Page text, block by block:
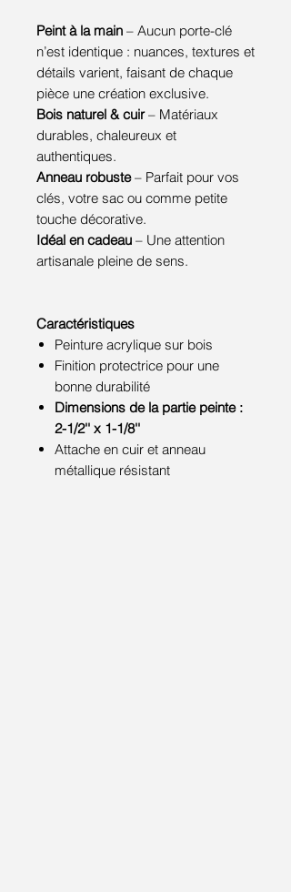
Peint à la main – Aucun porte-clé
n’est identique : nuances, textures et
détails varient, faisant de chaque
pièce une création exclusive.
Bois naturel & cuir– Matériaux
durables, chaleureux et
authentiques.
Anneau robuste– Parfait pour vos
clés, votre sac ou comme petite
touche décorative.
Idéal en cadeau – Une attention
artisanale pleine de sens.
Caractéristiques
Peinture acrylique sur bois
Finition protectrice pour une
bonne durabilité
Dimensions de la partie peinte :
2-1/2'' x 1-1/8''
Attache en cuir et anneau
métallique résistant